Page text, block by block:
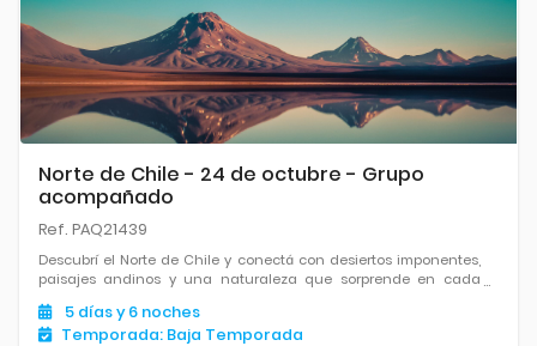
Norte de Chile - 24 de octubre - Grupo
acompañado
Ref. PAQ21439
Descubrí el Norte de Chile y conectá con desiertos imponentes,
paisajes andinos y una naturaleza que sorprende en cada
5 díasy 6 noches
Temporada: Baja Temporada